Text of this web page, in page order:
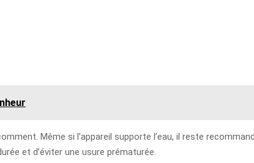
Même si l’appareil supporte l’eau, il reste
et d’éviter une usure prématurée.